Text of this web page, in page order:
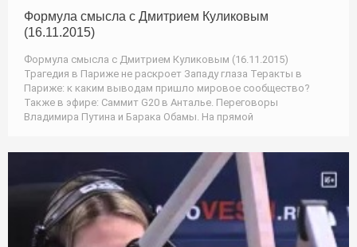
Формула смысла с Дмитрием Куликовым
(16.11.2015)
Формула смысла с Дмитрием Куликовым (16.11.2015)
Трагедия в Париже не раскроет Западу глаза Теракты в
Париже: к каким выводам пришло мировое сообщество?
Также в эфире: Саммит G20 в Анталье. Переговоры
Владимира Путина и Барака Обамы. На прямой